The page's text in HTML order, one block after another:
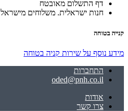
דף התשלום מאובטח
חנות ישראלית. משלוחים מישראל
קנייה בטוחה
מידע נוסף על שירות קניה בטוחה
התחברות
oded@pnh.co.il
אודות
צרו קשר